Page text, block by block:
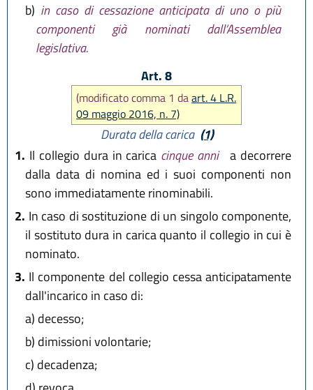
b) in caso di cessazione anticipata di uno o più
componenti già nominati dall’Assemblea
legislativa.
Art. 8
(modificato comma 1 daart. 4 L.R.
09 maggio 2016, n. 7)
Durata della carica (1)
1. Il collegio dura in carica cinque anni a decorrere
dalla data di nomina ed i suoi componenti non
sono immediatamente rinominabili.
2. In caso di sostituzione di un singolo componente,
il sostituto dura in carica quanto il collegio in cui è
nominato.
3. Il componente del collegio cessa anticipatamente
dall'incarico in caso di:
a) decesso;
b) dimissioni volontarie;
c) decadenza;